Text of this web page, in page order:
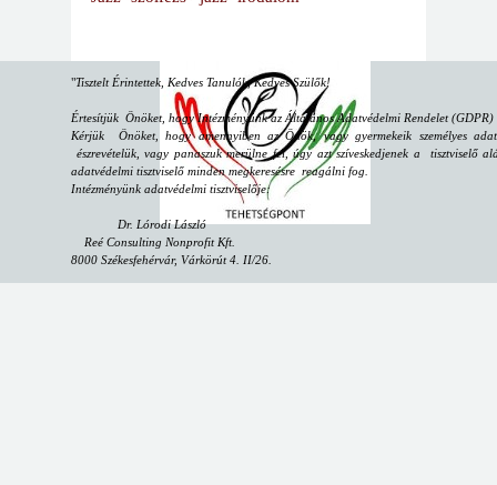
"Tisztelt Érintettek, Kedves Tanulók, Kedves Szülők!
Értesítjük Önöket, hogy Intézményünk az Általános Adatvédelmi Rendelet
Kérjük Önöket, hogy amennyiben az Önök, vagy gyermekeik személyes
észrevételük, vagy panaszuk merülne fel, úgy azt szíveskedjenek a tisztviselő
adatvédelmi tisztviselő minden megkeresésre reagálni fog.
Intézményünk adatvédelmi tisztviselője:
Dr. Lórodi László
Reé Consulting Nonprofit Kft.
8000 Székesfehérvár, Várkörút 4. II/26.